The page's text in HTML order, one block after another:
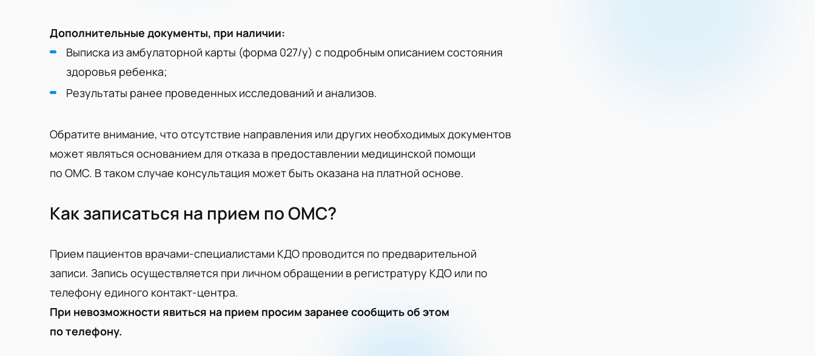
Дополнительные документы, при наличии:
Выписка из амбулаторной карты (форма 027/у) с подробным описанием состояния
здоровья ребенка;
Результаты ранее проведенных исследований и анализов.
Обратите внимание, что отсутствие направления или других необходимых документов
может являться основанием для отказа в предоставлении медицинской помощи
по ОМС. В таком случае консультация может быть оказана на платной основе.
Как записаться на прием по ОМС?
Прием пациентов врачами-специалистами КДО проводится по предварительной
записи. Запись осуществляется при личном обращении в регистратуру КДО или по
телефону единого контакт-центра.
При невозможности явиться на прием просим заранее сообщить об этом
по телефону.